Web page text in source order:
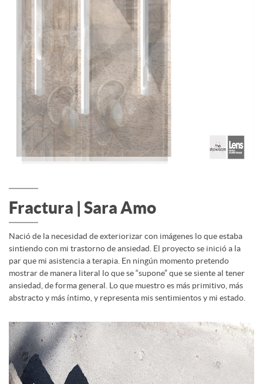
Fractura | Sara Amo
Nació de la necesidad de exteriorizar con imágenes lo que estaba
sintiendo con mi trastorno de ansiedad. El proyecto se inició a la
par que mi asistencia a terapia. En ningún momento pretendo
mostrar de manera literal lo que se “supone” que se siente al tener
ansiedad, de forma general. Lo que muestro es más primitivo, más
abstracto y más íntimo, y representa mis sentimientos y mi estado.